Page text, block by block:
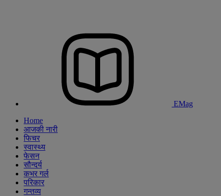
EMag
Home
आजकी नारी
फिचर
स्वास्थ्य
फेसन
सौन्दर्य
कभर गर्ल
परिकार
गन्तव्य